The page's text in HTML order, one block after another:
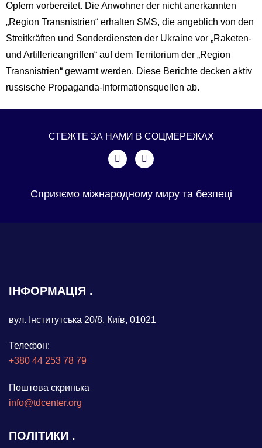
Opfern vorbereitet. Die Anwohner der nicht anerkannten
„Region Transnistrien“ erhalten SMS, die angeblich von den
Streitkräften und Sonderdiensten der Ukraine vor „Raketen-
und Artillerieangriffen“ auf dem Territorium der „Region
Transnistrien“ gewarnt werden. Diese Berichte decken aktiv
russische Propaganda-Informationsquellen ab.
СТЕЖТЕ ЗА НАМИ В СОЦМЕРЕЖАХ
Сприяємо міжнародному миру та безпеці
ІНФОРМАЦІЯ
вул. Інститутська 20/8, Київ, 01021
Телефон:
+380 44 253 78 79
Поштова скринька
info@tdcenter.org
ПОЛІТИКИ